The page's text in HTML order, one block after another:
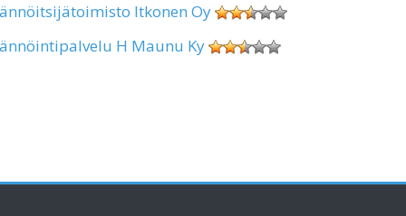
Itkonen Oy
H Maunu Ky